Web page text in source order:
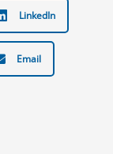
LinkedIn
Email